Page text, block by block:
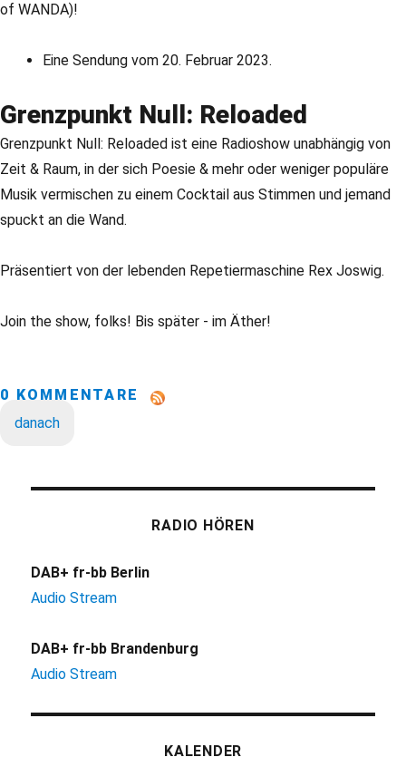
of WANDA)!
Eine Sendung vom 20. Februar 2023.
Grenzpunkt Null: Reloaded
Grenzpunkt Null: Reloaded ist eine Radioshow unabhängig von
Zeit & Raum, in der sich Poesie & mehr oder weniger populäre
Musik vermischen zu einem Cocktail aus Stimmen und jemand
spuckt an die Wand.
Präsentiert von der lebenden Repetiermaschine Rex Joswig.
Join the show, folks! Bis später - im Äther!
0 KOMMENTARE
danach
RADIO HÖREN
DAB+ fr-bb Berlin
Audio Stream
DAB+ fr-bb Brandenburg
Audio Stream
KALENDER